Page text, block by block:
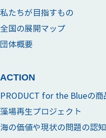
私たちが目指すもの
全国の展開マップ
団体概要
ACTION
PRODUCT for the Blueの商
藻場再生プロジェクト
海の価値や現状の問題の認